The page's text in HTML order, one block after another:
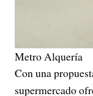
Metro Alquería
Con una
supermercado